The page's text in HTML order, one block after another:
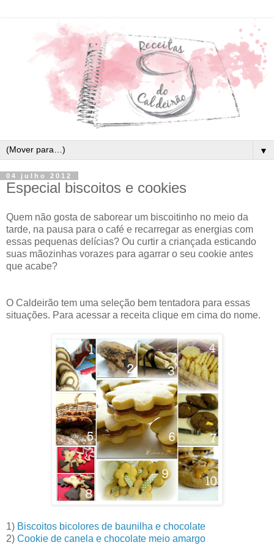
▼
04 julho 2012
Especial biscoitos e cookies
Quem não gosta de saborear um biscoitinho no meio da
tarde, na pausa para o café e recarregar as energias com
essas pequenas delícias? Ou curtir a criançada esticando
suas mãozinhas vorazes para agarrar o seu cookie antes
que acabe?
O Caldeirão tem uma seleção bem tentadora para essas
situações. Para acessar a receita clique em cima do nome.
1) Biscoitos bicolores de baunilha e chocolate
2) Cookie de canela e chocolate meio amargo